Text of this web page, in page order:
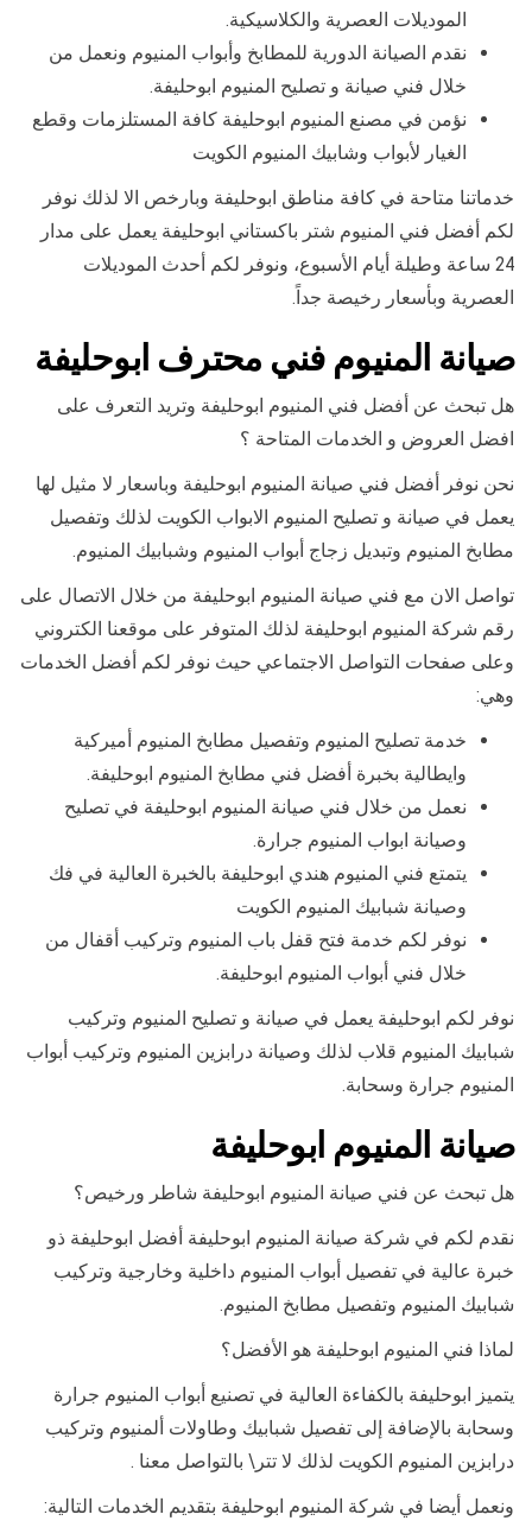
الموديلات العصرية والكلاسيكية.
نقدم الصيانة الدورية للمطابخ وأبواب المنيوم ونعمل من
خلال فني صيانة و تصليح المنيوم ابوحليفة.
نؤمن في مصنع المنيوم ابوحليفة كافة المستلزمات وقطع
الغيار لأبواب وشابيك المنيوم الكويت
خدماتنا متاحة في كافة مناطق ابوحليفة وبارخص الا لذلك نوفر
لكم أفضل فني المنيوم شتر باكستاني ابوحليفة يعمل على مدار
24 ساعة وطيلة أيام الأسبوع، ونوفر لكم أحدث الموديلات
العصرية وبأسعار رخيصة جداً.
صيانة المنيوم فني محترف ابوحليفة
هل تبحث عن أفضل فني المنيوم ابوحليفة وتريد التعرف على
افضل العروض و الخدمات المتاحة ؟
نحن نوفر أفضل فني صيانة المنيوم ابوحليفة وباسعار لا مثيل لها
يعمل في صيانة و تصليح المنيوم الابواب الكويت لذلك وتفصيل
مطابخ المنيوم وتبديل زجاج أبواب المنيوم وشبابيك المنيوم.
تواصل الان مع فني صيانة المنيوم ابوحليفة من خلال الاتصال على
رقم شركة المنيوم ابوحليفة لذلك المتوفر على موقعنا الكتروني
وعلى صفحات التواصل الاجتماعي حيث نوفر لكم أفضل الخدمات
وهي:
خدمة تصليح المنيوم وتفصيل مطابخ المنيوم أميركية
وايطالية بخبرة أفضل فني مطابخ المنيوم ابوحليفة.
نعمل من خلال فني صيانة المنيوم ابوحليفة في تصليح
وصيانة ابواب المنيوم جرارة.
يتمتع فني المنيوم هندي ابوحليفة بالخبرة العالية في فك
وصيانة شبابيك المنيوم الكويت
نوفر لكم خدمة فتح قفل باب المنيوم وتركيب أقفال من
خلال فني أبواب المنيوم ابوحليفة.
نوفر لكم ابوحليفة يعمل في صيانة و تصليح المنيوم وتركيب
شبابيك المنيوم قلاب لذلك وصيانة درابزين المنيوم وتركيب أبواب
المنيوم جرارة وسحابة.
صيانة المنيوم ابوحليفة
هل تبحث عن فني صيانة المنيوم ابوحليفة شاطر ورخيص؟
نقدم لكم في شركة صيانة المنيوم ابوحليفة أفضل ابوحليفة ذو
خبرة عالية في تفصيل أبواب المنيوم داخلية وخارجية وتركيب
شبابيك المنيوم وتفصيل مطابخ المنيوم.
لماذا فني المنيوم ابوحليفة هو الأفضل؟
يتميز ابوحليفة بالكفاءة العالية في تصنيع أبواب المنيوم جرارة
وسحابة بالإضافة إلى تفصيل شبابيك وطاولات ألمنيوم وتركيب
درابزين المنيوم الكويت لذلك لا تتر\ بالتواصل معنا .
ونعمل أيضا في شركة المنيوم ابوحليفة بتقديم الخدمات التالية: